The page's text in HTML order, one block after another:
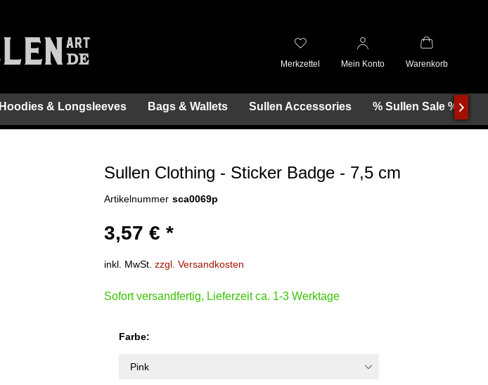
Merkzettel Mein Konto Warenkorb
Hoodies & Longsleeves Bags & Wallets Sullen Accessories % Sullen Sale % 
Sullen Clothing - Sticker Badge - 7,5 cm
Artikelnummer sca0069p
3,57 € *
inkl. MwSt. zzgl. Versandkosten
Sofort versandfertig, Lieferzeit ca. 1-3 Werktage
Farbe: